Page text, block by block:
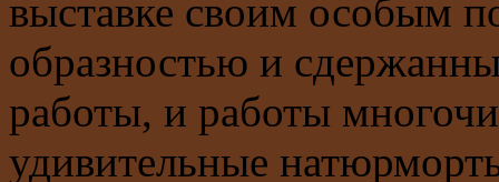
выставке своим особым
образностью и
работы, и работы
удивительные